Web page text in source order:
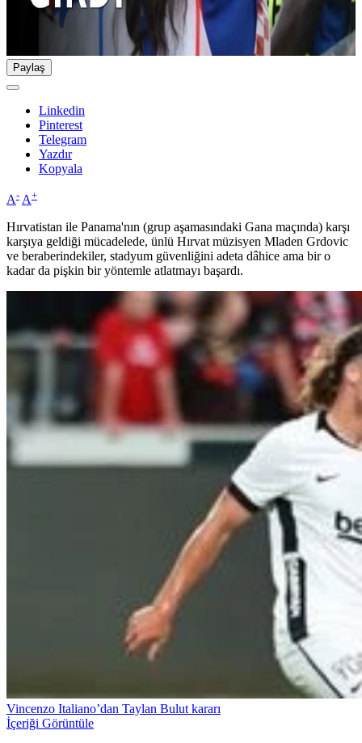
Paylaş
Linkedin
Pinterest
Telegram
Yazdır
Kopyala
A- A+
Hırvatistan ile Panama'nın (grup aşamasındaki Gana maçında) karşı
karşıya geldiği mücadelede, ünlü Hırvat müzisyen Mladen Grdovic
ve beraberindekiler, stadyum güvenliğini adeta dâhice ama bir o
kadar da pişkin bir yöntemle atlatmayı başardı.
Vincenzo Italiano’dan Taylan Bulut kararı
İçeriği Görüntüle